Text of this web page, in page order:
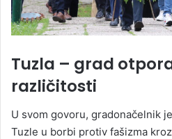
Tuzla – grad
različitosti
U svom govoru, gradonačelnik
Tuzle u borbi protiv fašizma